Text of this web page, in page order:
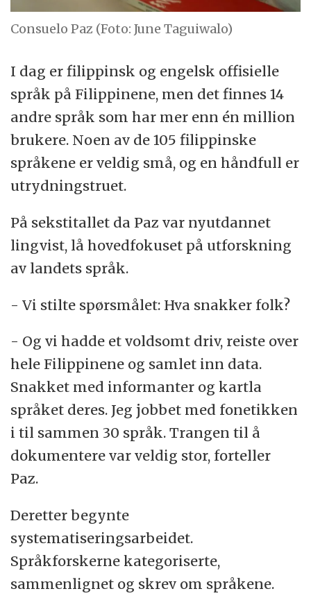
Consuelo Paz (Foto: June Taguiwalo)
I dag er filippinsk og engelsk offisielle
språk på Filippinene, men det finnes 14
andre språk som har mer enn én million
brukere. Noen av de 105 filippinske
språkene er veldig små, og en håndfull er
utrydningstruet.
På sekstitallet da Paz var nyutdannet
lingvist, lå hovedfokuset på utforskning
av landets språk.
- Vi stilte spørsmålet: Hva snakker folk?
- Og vi hadde et voldsomt driv, reiste over
hele Filippinene og samlet inn data.
Snakket med informanter og kartla
språket deres. Jeg jobbet med fonetikken
i til sammen 30 språk. Trangen til å
dokumentere var veldig stor, forteller
Paz.
Deretter begynte
systematiseringsarbeidet.
Språkforskerne kategoriserte,
sammenlignet og skrev om språkene.